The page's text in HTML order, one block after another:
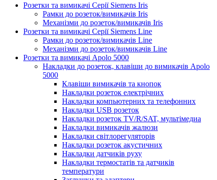
Розетки та вимикачі Серії Siemens Iris
Рамки до розеток/вимикачів Iris
Механізми до розеток/вимикачів Iris
Розетки та вимикачі Серії Siemens Line
Рамки до розеток/вимикачів Line
Механізми до розеток/вимикачів Line
Розетки та вимикачі Apolo 5000
Накладки до розеток, клавіши до вимикачів Apolo
5000
Клавіши вимикачів та кнопок
Накладки розеток електрічних
Накладки компьютерних та телефонних
Накладки USB розеток
Накладки розеток TV/R/SAT, мультімедиа
Накладки вимикачів жалюзи
Накладки світлорегуляторів
Накладки розеток акустичних
Накладки датчиків руху
Накладки термостатів та датчиків
температури